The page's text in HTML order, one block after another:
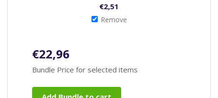
€2,51
Remove
€22,96
Bundle Price for selected items